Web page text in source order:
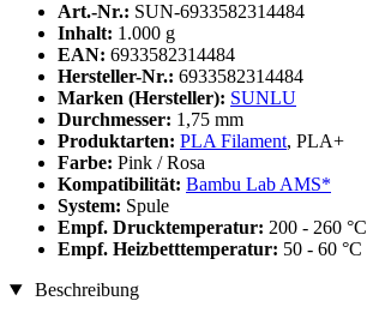
Art.-Nr.: SUN-6933582314484
Inhalt: 1.000 g
EAN: 6933582314484
Hersteller-Nr.: 6933582314484
Marken (Hersteller): SUNLU
Durchmesser: 1,75 mm
Produktarten: PLA Filament, PLA+
Farbe: Pink / Rosa
Kompatibilität: Bambu Lab AMS*
System: Spule
Empf. Drucktemperatur: 200 - 260 °C
Empf. Heizbetttemperatur: 50 - 60 °C
Beschreibung